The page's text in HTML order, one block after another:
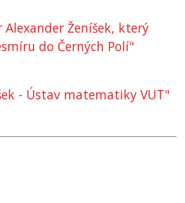
Alexander Ženíšek, který
do Černých Polí"
- Ústav matematiky VUT"